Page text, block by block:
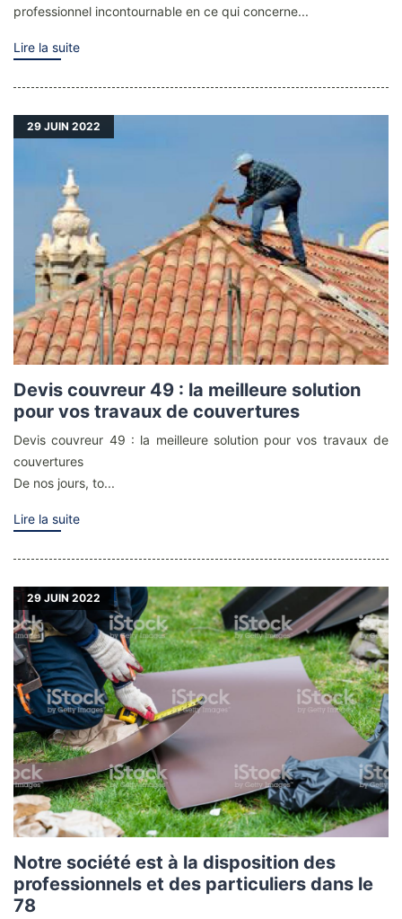
professionnel incontournable en ce qui concerne...
Lire la suite
29 JUIN 2022
Devis couvreur 49 : la meilleure solution
pour vos travaux de couvertures
Devis couvreur 49 : la meilleure solution pour vos travaux de
couvertures
De nos jours, to...
Lire la suite
29 JUIN 2022
Notre société est à la disposition des
professionnels et des particuliers dans le
78